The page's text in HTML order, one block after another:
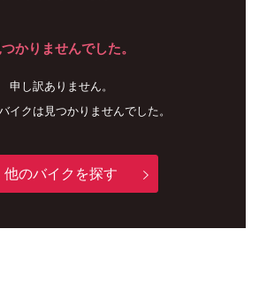
かりませんでした。
申し訳ありません。
イクは見つかりませんでした。
他のバイクを探す
中古車